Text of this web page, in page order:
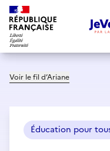
Voir le fil d’Ariane
Éducation pour